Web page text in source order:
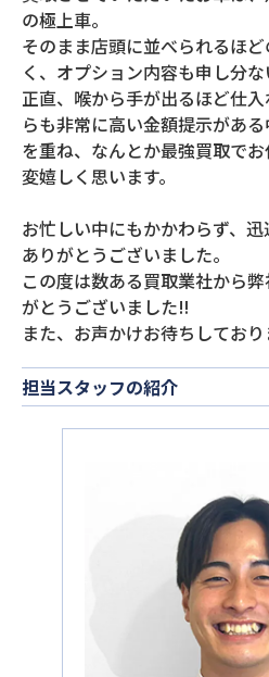
の極上車。
そのまま店頭に並べられるほ
く、オプション内容も申し分な
正直、喉から手が出るほど仕
らも非常に高い金額提示があ
を重ね、なんとか最強買取で
変嬉しく思います。
お忙しい中にもかかわらず、
ありがとうございました。
この度は数ある買取業社から
がとうございました‼︎
また、お声かけお待ちしてお
担当スタッフの紹介